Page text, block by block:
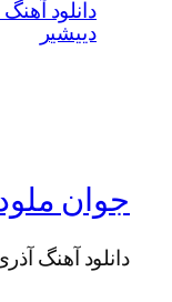
دانلود آهنگ
دییشیر
جوان ملودی
دانلود آهنگ آذری